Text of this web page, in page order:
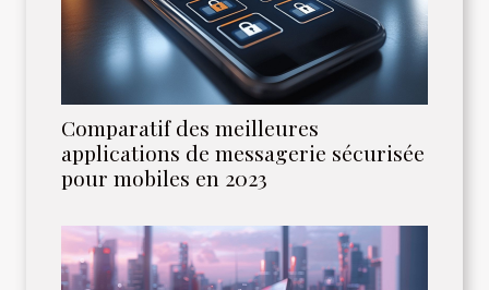
Comparatif des meilleures
applications de messagerie sécurisée
pour mobiles en 2023